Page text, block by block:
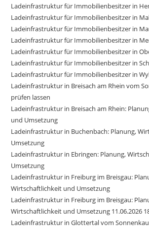
Ladeinfrastruktur für Immobilienbesitzer in
Ladeinfrastruktur für Immobilienbesitzer in
Ladeinfrastruktur für Immobilienbesitzer in
Ladeinfrastruktur für Immobilienbesitzer in
Ladeinfrastruktur für Immobilienbesitzer in
Ladeinfrastruktur für Immobilienbesitzer in
Ladeinfrastruktur für Immobilienbesitzer in
Ladeinfrastruktur in Breisach am Rhein vom
prüfen lassen
Ladeinfrastruktur in Breisach am Rhein:
und Umsetzung
Ladeinfrastruktur in Buchenbach: Planung,
Umsetzung
Ladeinfrastruktur in Ebringen: Planung,
Umsetzung
Ladeinfrastruktur in Freiburg im Breisgau:
Wirtschaftlichkeit und Umsetzung
Ladeinfrastruktur in Freiburg im Breisgau:
Wirtschaftlichkeit und Umsetzung 11.06.2026
Ladeinfrastruktur in Glottertal vom